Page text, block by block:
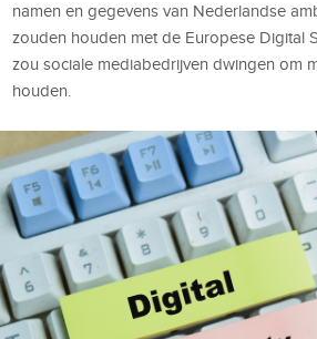
namen en gegevens van Nederlandse
zouden houden met de Europese Digital
zou sociale mediabedrijven dwingen om
houden.